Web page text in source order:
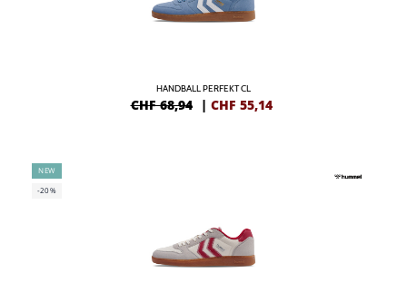
HANDBALL PERFEKT CL
CHF 68,94 | CHF 55,14
NEW
-20%